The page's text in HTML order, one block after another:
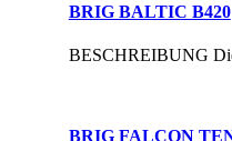
BRIG BALTIC B420
BESCHREIBUNG Die
BRIG FALCON